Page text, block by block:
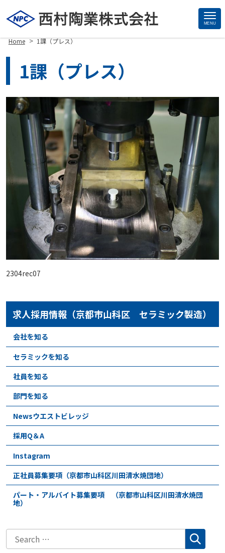
MENU
Home > 1課（プレス）
1課（プレス）
2304rec07
求人採用情報（京都市山科区 セラミック製造）
会社を知る
セラミックを知る
社員を知る
部門を知る
Newsウエストビレッジ
採用Q＆A
Instagram
正社員募集要項（京都市山科区川田清水焼団地）
パート・アルバイト募集要項 （京都市山科区川田清水焼団
地）
Site
Footer